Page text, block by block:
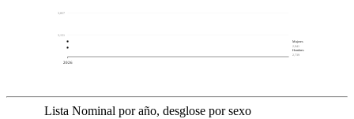
3,151
3,857
2026
Mujeres
2,941
Hombres
2,739
Lista Nominal por año, desglose por sexo